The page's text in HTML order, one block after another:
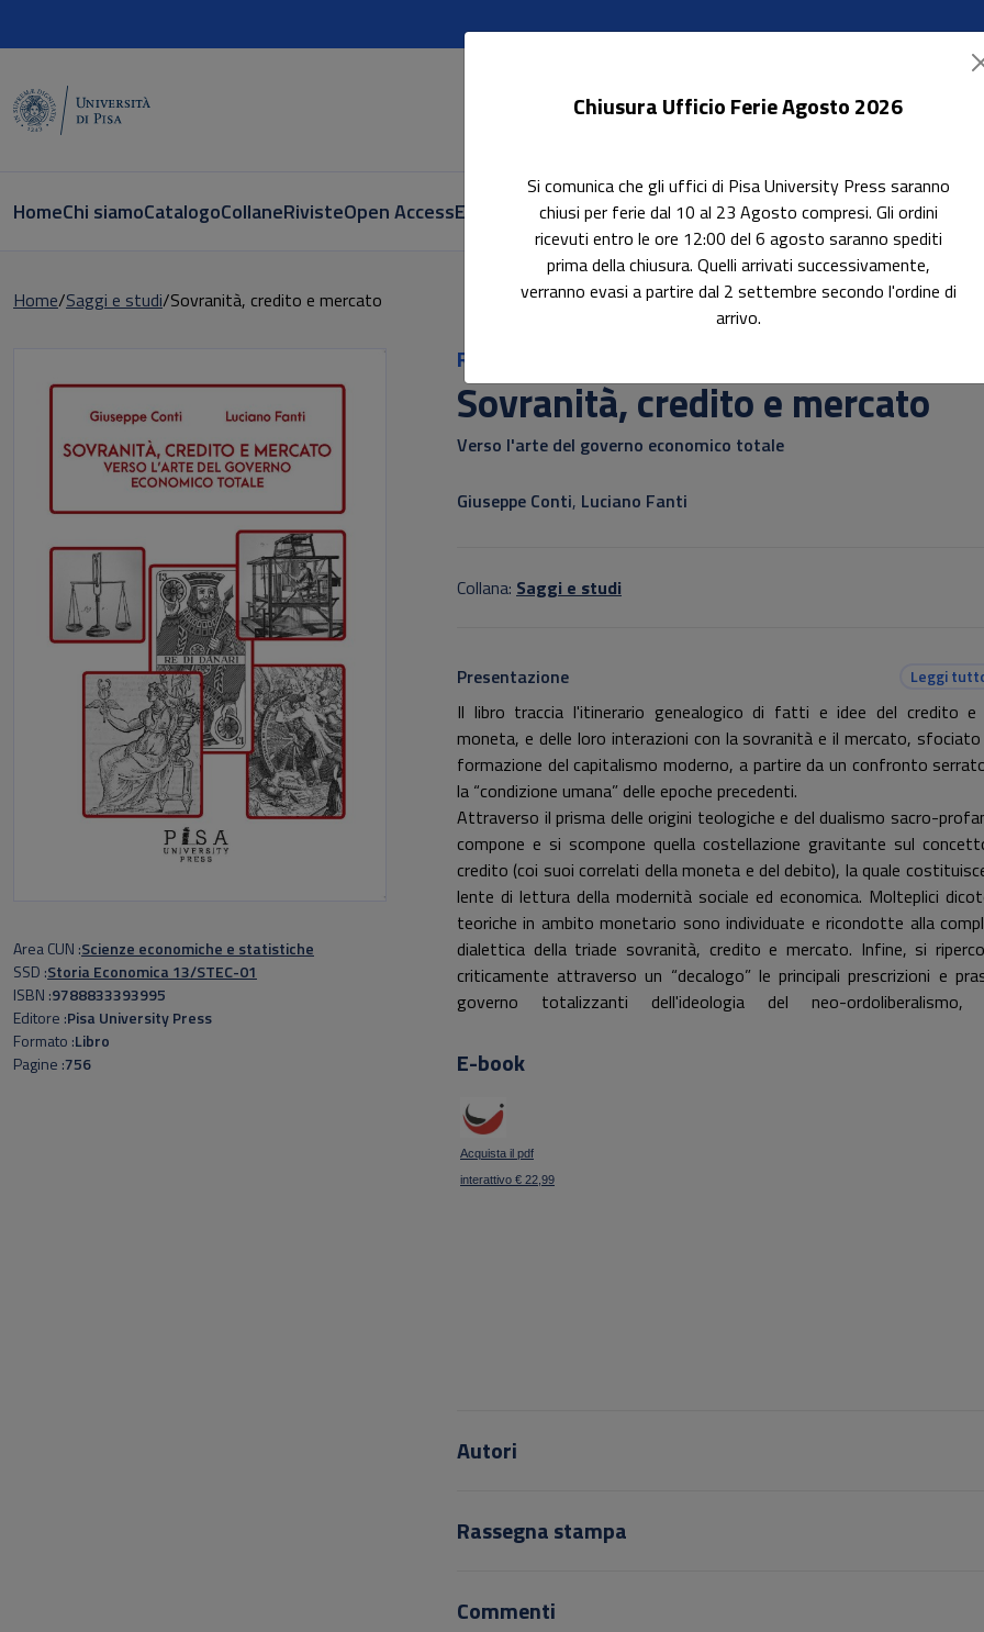
HomeChi siamoCatalogoCollaneRivisteOpen AccessE-book AccessibiliIn evidenzaPubblica con noi
Home Saggi e studi Sovranità, credito e mercato
Ricerca
Sovranità, credito e mercato
Verso l'arte del governo economico totale
Giuseppe Conti, Luciano Fanti
Collana: Saggi e studi
Presentazione Leggi
Il libro traccia l'itinerario genealogico di fatti e idee del credito e
moneta, e delle loro interazioni con la sovranità e il mercato, sfociato
formazione del capitalismo moderno, a partire da un confronto
la “condizione umana” delle epoche precedenti.
Attraverso il prisma delle origini teologiche e del dualismo sacro-
compone e si scompone quella costellazione gravitante sul
credito (coi suoi correlati della moneta e del debito), la quale
lente di lettura della modernità sociale ed economica. Molteplici
teoriche in ambito monetario sono individuate e ricondotte alla
dialettica della triade sovranità, credito e mercato. Infine, si
criticamente attraverso un “decalogo” le principali prescrizioni e
governo totalizzanti dell'ideologia del neo-ordoliberalismo,
Area CUN Scienze economiche e statistiche
SSD Storia Economica 13/STEC-01
ISBN 9788833393995
Editore Pisa University Press
Formato Libro
Pagine 756 E-book
Acquista il pdf
interattivo € 22,99
Autori
Rassegna stampa
Commenti
Chiusura Ufficio Ferie Agosto 2026
Si comunica che gli uffici di Pisa University Press saranno
chiusi per ferie dal 10 al 23 Agosto compresi. Gli ordini
ricevuti entro le ore 12:00 del 6 agosto saranno spediti
prima della chiusura. Quelli arrivati successivamente,
verranno evasi a partire dal 2 settembre secondo l'ordine di
arrivo.